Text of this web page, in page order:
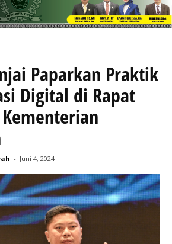
Paparkan Praktik
Digital di Rapat
- Juni 4, 2024